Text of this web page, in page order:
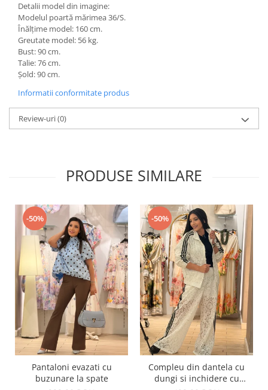
Detalii model din imagine:
Modelul poartă mărimea 36/S.
Înălțime model: 160 cm.
Greutate model: 56 kg.
Bust: 90 cm.
Talie: 76 cm.
Șold: 90 cm.
Informatii conformitate produs
Review-uri(0)
PRODUSE SIMILARE
-50%
Pantaloni evazati cu
buzunare la spate
-50%
Compleu din dantela cu
dungi si inchidere cu